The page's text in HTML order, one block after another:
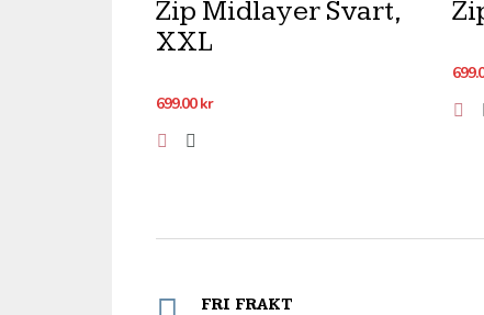
Zip Midlayer Svart,
XXL
699.00kr
FRI FRAKT